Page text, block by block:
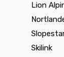
Lion
Skilink